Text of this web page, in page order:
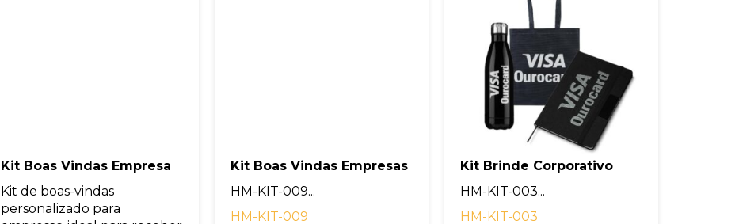
Kit Boas Vindas Empresa
Kit de boas-vindas
personalizado para
Kit Boas Vindas Empresas
HM-KIT-009...
HM-KIT-009
Kit Brinde Corporativo
HM-KIT-003...
HM-KIT-003